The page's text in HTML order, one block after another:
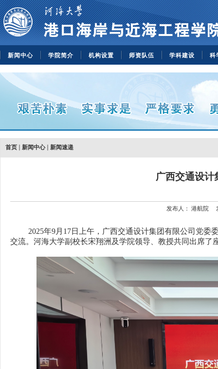
新闻中心 学院简介 机构设置 师资队伍 学科建设 科
首页 新闻中心 新闻速递
广西交通设计
发布人： 港航院
2025年9月17日上午，广西交通设计集团有限公司党
交流。河海大学副校长宋翔洲及学院领导、教授共同出席了